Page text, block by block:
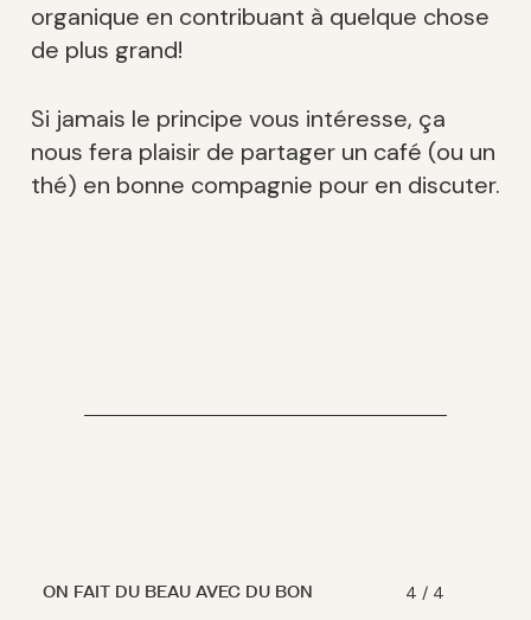
organique en contribuant à quelque chose
de plus grand!
Si jamais le principe vous intéresse, ça
nous fera plaisir de partager un café (ou un
thé) en bonne compagnie pour en discuter.
ON FAIT DU BEAU AVEC DU BON 4 / 4